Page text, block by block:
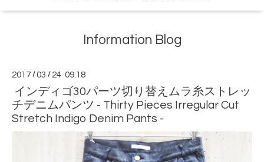
Information Blog
2017 /03 / 24 09:18
インディゴ30パーツ切り替えムラ糸ストレッ
チデニムパンツ - Thirty Pieces Irregular Cut
Stretch Indigo Denim Pants -